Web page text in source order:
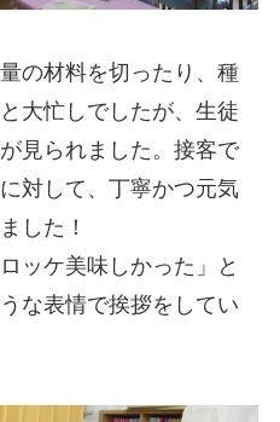
の材料を切ったり、種
大忙しでしたが、生徒
見られました。接客で
対して、丁寧かつ元気
した！
ッケ美味しかった」と
な表情で挨拶をしてい